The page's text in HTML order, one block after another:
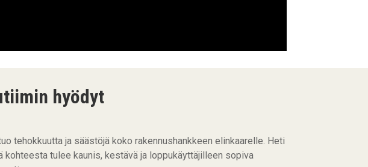
hyödyt
tehokkuutta ja säästöjä koko rakennushankkeen elinkaarelle. Heti
tulee kaunis, kestävä ja loppukäyttäjilleen sopiva